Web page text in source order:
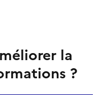
la
?